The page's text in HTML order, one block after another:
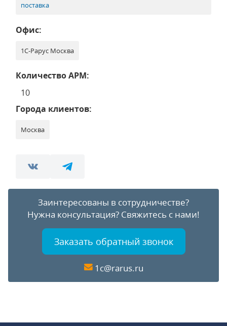
поставка
Офис:
1С-Рарус Москва
Количество АРМ:
10
Города клиентов:
Москва
Заинтересованы в сотрудничестве?
Нужна консультация? Свяжитесь с нами!
Заказать обратный звонок
1c@rarus.ru